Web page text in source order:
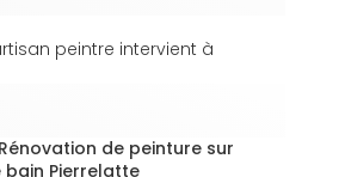
peintre intervient à
de peinture sur
Pierrelatte